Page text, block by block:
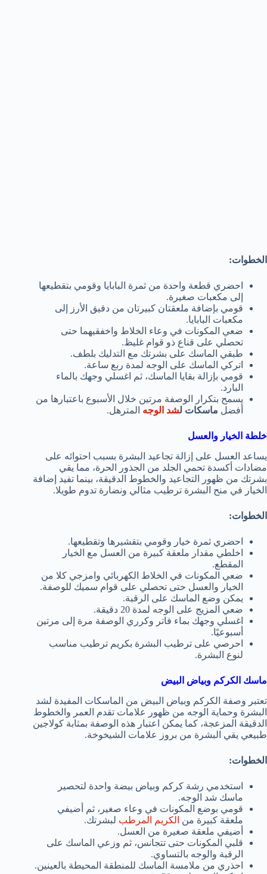
الخطوات:
احضري قطعة واحدة من ثمرة البابايا وقومي بتقطيعها
إلى مكعبات صغيرة.
قومي بإضافة ملعقتان كبيرتان من دقيق الأرز إلى
مكعبات البابايا.
ضعي المكونات في وعاء الخلاط واخفقيهما حتى
تحصلي على قناع ذو قوام غليظ.
طبقي الماسك على بشرتك مع التدليك بلطف.
اتركي الماسك على الوجه لمدة ربع ساعة.
قومي بإزالة بقايا الماسك، ثم اغسلي وجهك بالماء
البارد.
يسمح بتكرار الوصفة مرتين خلال الأسبوع باعتبارها من
أفضل ماسكات لشد الوجه المترهل.
خلطة الخيار والعسل
يساعد العسل على إزالة تجاعيد البشرة بسبب احتوائه على
مضادات أكسدة تحمي الجلد من الجذور الحرة، مما يقي
بشرتك من ظهور التجاعيد والخطوط الدقيقة، بينما تفيد إضافة
الخيار في منح البشرة ترطيب مثالي ونضارة تدوم طويلا.
الخطوات:
احضري ثمرة خيار وقومي بتقشيرها وتقطيعها.
اخلطي مقدار ملعقة كبيرة من العسل مع الخيار
المقطع.
ضعي المكونات في الخلاط الكهربائي وامزجي كلا من
الخيار والعسل حتى تحصلي على قوام سميك للوصفة.
يمكن وضع الماسك على الرقبة.
ضعي المزيج على الوجه لمدة 20 دقيقة.
اغسلي وجهك بماء فاتر وكرري الوصفة مرة إلى مرتين
أسبوعيًا.
احرصي على ترطيب البشرة بكريم ترطيب مناسب
لنوع البشرة.
ماسك الكركم وبياض البيض
تعتبر وصفة الكركم وبياض البيض من الماسكات المفيدة لشد
البشرة وحماية الوجه من ظهور علامات تقدم العمر والخطوط
الدقيقة المزعجة، كما يمكن اعتبار هذه الوصفة بمثابة كولاجين
طبيعي يقي البشرة من بروز علامات الشيخوخة.
الخطوات:
استخدمي رشة كركم وبياض بيضة واحدة لتحصير
ماسك شد الوجه.
قومي بوضع المكونات في وعاء صغير، ثم أضيفي
ملعقة كبيرة من الكريم المرطب لبشرتك.
أضيفي ملعقة صغيرة من العسل.
قلبي المكونات حتى تتجانس، ثم وزعي الماسك على
الرقبة والوجه بالتساوي.
احذري من ملامسة الماسك للمنطقة المحيطة بالعينين.